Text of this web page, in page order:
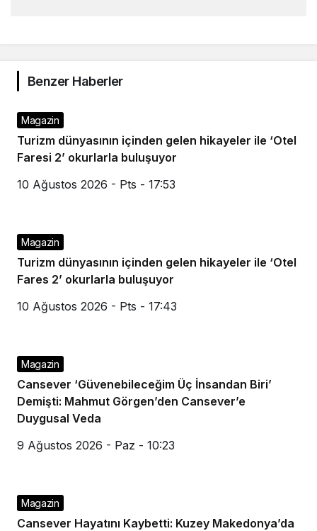
Benzer Haberler
Magazin
Turizm dünyasının içinden gelen hikayeler ile ‘Otel
Faresi 2’ okurlarla buluşuyor
10 Ağustos 2026 - Pts - 17:53
Magazin
Turizm dünyasının içinden gelen hikayeler ile ‘Otel
Fares 2’ okurlarla buluşuyor
10 Ağustos 2026 - Pts - 17:43
Magazin
Cansever ‘Güvenebileceğim Üç İnsandan Biri’
Demişti: Mahmut Görgen’den Cansever’e
Duygusal Veda
9 Ağustos 2026 - Paz - 10:23
Magazin
Cansever Hayatını Kaybetti: Kuzey Makedonya’da